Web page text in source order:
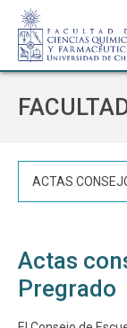
ACTAS
Actas
Pregrado